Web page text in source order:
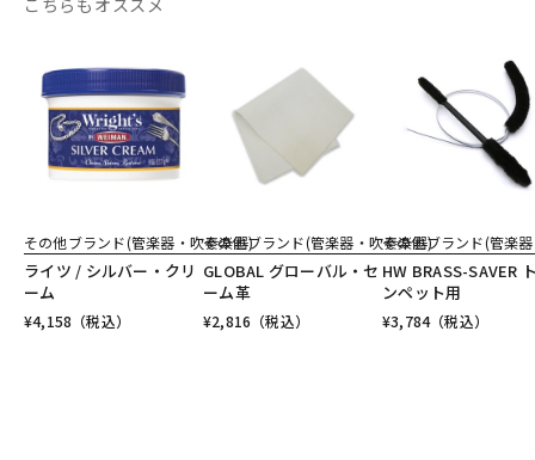
こちらもオススメ
その他ブランド(管楽器・吹奏楽器)
ライツ / シルバー・クリ
ーム
¥4,158 （税込）
その他ブランド(管楽器・吹奏楽器)
GLOBAL グローバル・セ
ーム革
¥2,816 （税込）
その他ブランド(管楽
HW BRASS-SAVER
ンペット用
¥3,784（税込）